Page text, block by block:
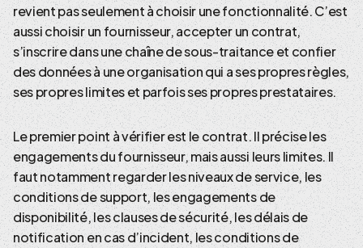
revient pas seulement à choisir une fonctionnalité. C’est
aussi choisir un fournisseur, accepter un contrat,
s’inscrire dans une chaîne de sous-traitance et confier
des données à une organisation qui a ses propres règles,
ses propres limites et parfois ses propres prestataires.
Le premier point à vérifier est le contrat. Il précise les
engagements du fournisseur, mais aussi leurs limites. Il
faut notamment regarder les niveaux de service, les
conditions de support, les engagements de
disponibilité, les clauses de sécurité, les délais de
notification en cas d’incident, les conditions de